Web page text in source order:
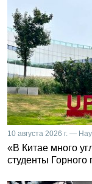
10 августа 2026 г. —
«В Китае много
студенты